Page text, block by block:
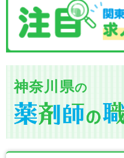
神奈川県の